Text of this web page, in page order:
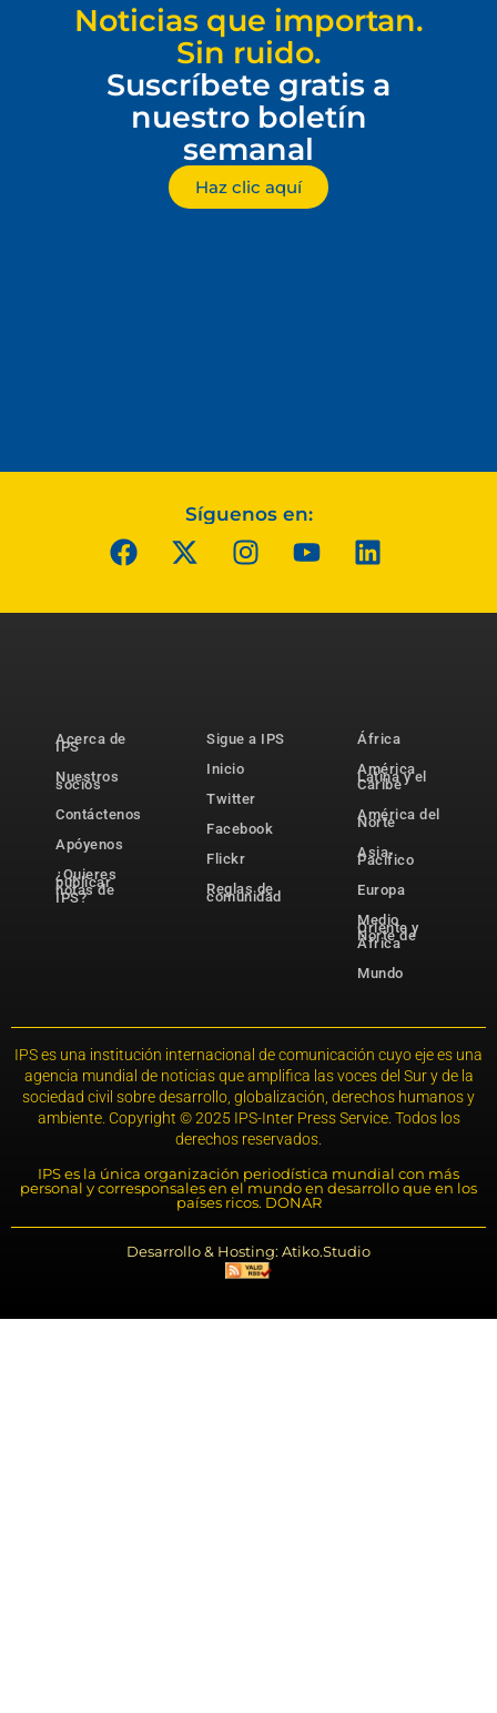
Noticias que importan.
Sin ruido.
Suscríbete gratis a
nuestro boletín
semanal
Haz clic aquí
Síguenos en:
Acerca de
IPS
Nuestros
socios
Contáctenos
Apóyenos
¿Quieres
publicar
notas de
IPS?
Sigue a IPS
Inicio
Twitter
Facebook
Flickr
Reglas de
comunidad
África
América
Latina y el
Caribe
América del
Norte
Asia-
Pacífico
Europa
Medio
Oriente y
Norte de
África
Mundo
IPS es una institución internacional de comunicación cuyo eje es una
agencia mundial de noticias que amplifica las voces del Sur y de la
sociedad civil sobre desarrollo, globalización, derechos humanos y
ambiente. Copyright © 2025 IPS-Inter Press Service. Todos los
derechos reservados.
IPS es la única organización periodística mundial con más
personal y corresponsales en el mundo en desarrollo que en los
países ricos. DONAR
Desarrollo & Hosting: Atiko.Studio